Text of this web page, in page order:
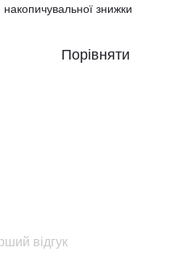
знижки
Порівняти
відгук